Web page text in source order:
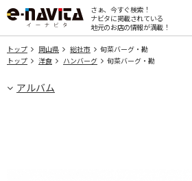
さぁ、今すぐ検索！
ナビタに掲載されている
地元のお店の情報が満載！
トップ 岡山県 総社市
旬菜バーグ・勘
トップ
洋食 ハンバーグ 旬菜バーグ・勘
アルバム